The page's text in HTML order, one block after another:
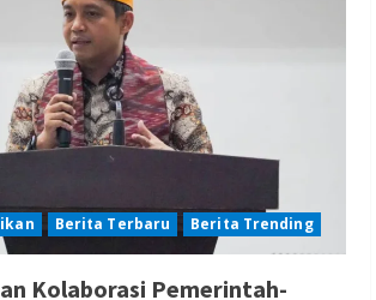
Berita Terbaru Berita Trending
Kolaborasi Pemerintah-